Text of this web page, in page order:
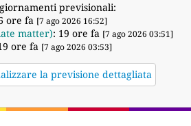
previsionali:
ore fa [7 ago 2026 16:52]
matter): 19 ore fa [7 ago 2026 03:51]
ore fa [7 ago 2026 03:53]
la previsione dettagliata